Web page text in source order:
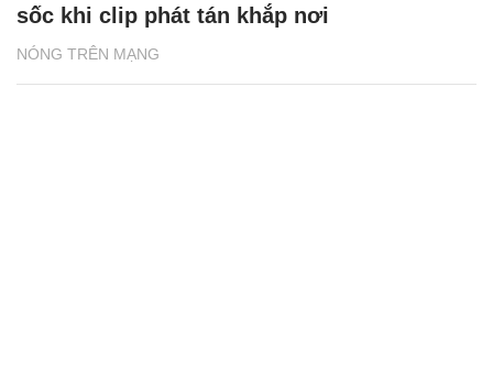
NÓNG TRÊN MẠNG
sốc khi clip phát tán khắp nơi